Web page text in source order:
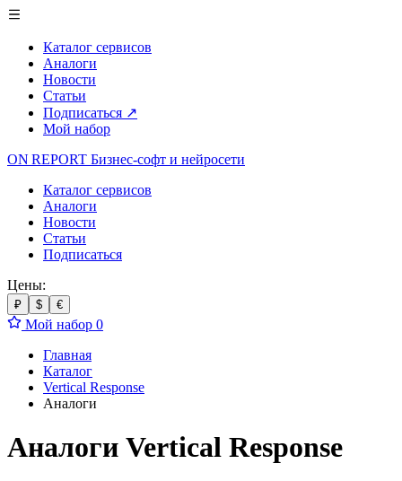
Каталог сервисов
Аналоги
Новости
Статьи
Подписаться ↗
Мой набор
ON REPORT Бизнес-софт и нейросети
Каталог сервисов
Аналоги
Новости
Статьи
Подписаться
Цены:
₽ $ €
Мой набор 0
Главная
Каталог
Vertical Response
Аналоги
Аналоги Vertical Response